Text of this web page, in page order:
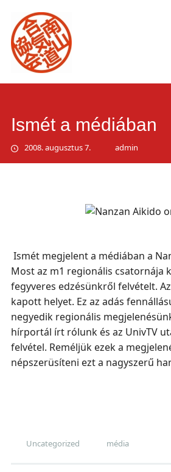
Ismét a médiában
2008. augusztus 7. admin
Ismét megjelent a médiában a
Most az m1 regionális csatornája
fegyveres edzésünkről felvételt.
kapott helyet. Ez az adás
negyedik regionális
hírportál írt rólunk és az UnivTV
felvétel. Reméljük ezek a
népszerüsíteni ezt a nagyszerű
Uncategorized média